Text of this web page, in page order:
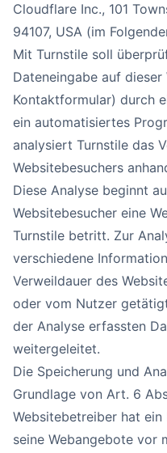
Cloudflare Inc., 101
94107, USA (im
Mit Turnstile soll
Dateneingabe auf dieser
Kontaktformular) durch
ein automatisiertes
analysiert Turnstile das
Websitebesuchers
Diese Analyse beginnt
Websitebesucher eine
Turnstile betritt. Zur
verschiedene
Verweildauer des
oder vom Nutzer
der Analyse erfassten
weitergeleitet.
Die Speicherung und
Grundlage von Art. 6
Websitebetreiber hat
seine Webangebote vor